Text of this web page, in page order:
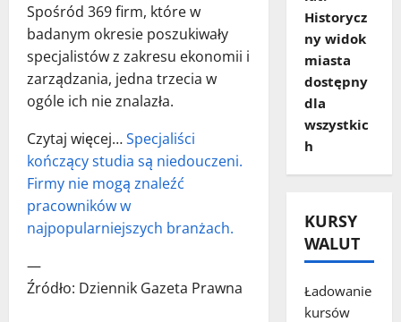
Spośród 369 firm, które w
badanym okresie poszukiwały
specjalistów z zakresu ekonomii i
zarządzania, jedna trzecia w
ogóle ich nie znalazła.
Czytaj więcej…Specjaliści
kończący studia są niedouczeni.
Firmy nie mogą znaleźć
pracowników w
najpopularniejszych branżach.
—
Źródło: Dziennik Gazeta Prawna
Historycz
ny widok
miasta
dostępny
dla
wszystkic
h
KURSY
WALUT
Ładowanie
kursów